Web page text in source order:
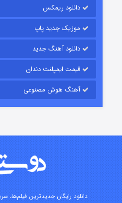
قسمت
قسمت۷ (زیرنویس)
دانلود ریمکس
موزیک جدید پاپ
دانلود آهنگ جدید
قیمت ایمپلنت دندان
آهنگ هوش مصنوعی
دانلود رایگان جدیدترین فیلم‌ها،